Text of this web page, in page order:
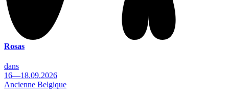
Rosas
dans
16—18.09.2026
Ancienne Belgique